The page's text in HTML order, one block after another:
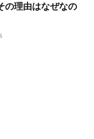
の理由はなぜなの